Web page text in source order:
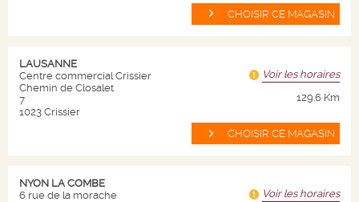
Nos engagements
CHOISIR CE MAGASIN
LAUSANNE
Centre commercial Crissier
Chemin de Closalet
7
1023 Crissier
Voir les horaires
129.6 Km
CHOISIR CE MAGASIN
NYON LA COMBE
6 rue de la morache
Voir les horaires